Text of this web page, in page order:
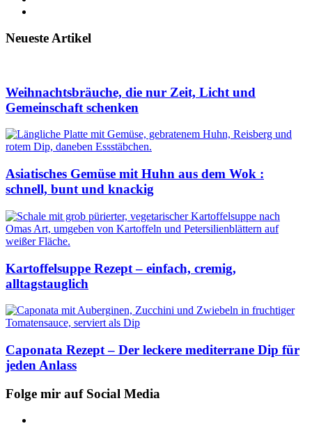
Neueste Artikel
Weihnachtsbräuche, die nur Zeit, Licht und
Gemeinschaft schenken
Asiatisches Gemüse mit Huhn aus dem Wok :
schnell, bunt und knackig
Kartoffelsuppe Rezept – einfach, cremig,
alltagstauglich
Caponata Rezept – Der leckere mediterrane Dip für
jeden Anlass
Folge mir auf Social Media